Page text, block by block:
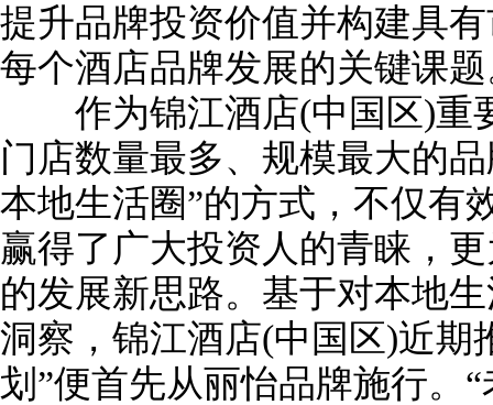
提升品牌投资价值并构建具
每个酒店品牌发展的关键课
作为锦江酒店(中国区)重
门店数量最多、规模最大的
本地生活圈”的方式，不仅有
赢得了广大投资人的青睐，
的发展新思路。基于对本地
洞察，锦江酒店(中国区)近期
划”便首先从丽怡品牌施行。